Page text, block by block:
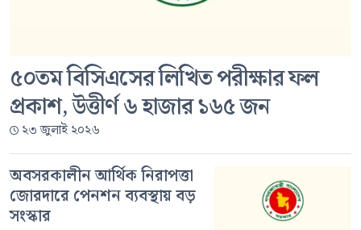
৫০তম বিসিএসের লিখিত পরীক্ষার ফল
প্রকাশ, উত্তীর্ণ ৬ হাজার ১৬৫ জন
২৩ জুলাই ২০২৬
অবসরকালীন আর্থিক নিরাপত্তা
জোরদারে পেনশন ব্যবস্থায় বড়
সংস্কার